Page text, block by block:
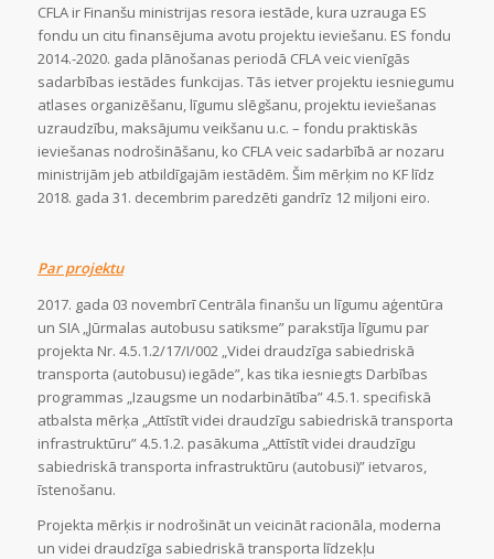
CFLA ir Finanšu ministrijas resora iestāde, kura uzrauga ES
fondu un citu finansējuma avotu projektu ieviešanu. ES fondu
2014.-2020. gada plānošanas periodā CFLA veic vienīgās
sadarbības iestādes funkcijas. Tās ietver projektu iesniegumu
atlases organizēšanu, līgumu slēgšanu, projektu ieviešanas
uzraudzību, maksājumu veikšanu u.c. – fondu praktiskās
ieviešanas nodrošināšanu, ko CFLA veic sadarbībā ar nozaru
ministrijām jeb atbildīgajām iestādēm. Šim mērķim no KF līdz
2018. gada 31. decembrim paredzēti gandrīz 12 miljoni eiro.
Par projektu
2017. gada 03 novembrī Centrāla finanšu un līgumu aģentūra
un SIA „Jūrmalas autobusu satiksme” parakstīja līgumu par
projekta Nr. 4.5.1.2/17/I/002 „Videi draudzīga sabiedriskā
transporta (autobusu) iegāde”, kas tika iesniegts Darbības
programmas „Izaugsme un nodarbinātība” 4.5.1. specifiskā
atbalsta mērķa „Attīstīt videi draudzīgu sabiedriskā transporta
infrastruktūru” 4.5.1.2. pasākuma „Attīstīt videi draudzīgu
sabiedriskā transporta infrastruktūru (autobusi)” ietvaros,
īstenošanu.
Projekta mērķis ir nodrošināt un veicināt racionāla, moderna
un videi draudzīga sabiedriskā transporta līdzekļu